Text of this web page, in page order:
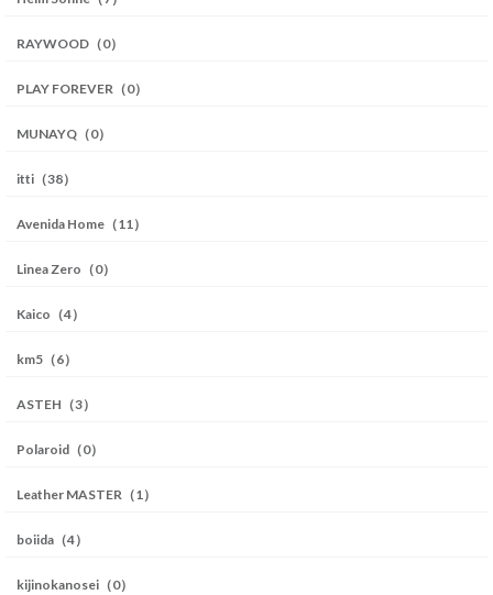
RAYWOOD（0）
PLAY FOREVER（0）
MUNAYQ（0）
itti（38）
Avenida Home（11）
Linea Zero（0）
Kaico（4）
km5（6）
ASTEH（3）
Polaroid（0）
Leather MASTER（1）
boiida（4）
kijinokanosei（0）